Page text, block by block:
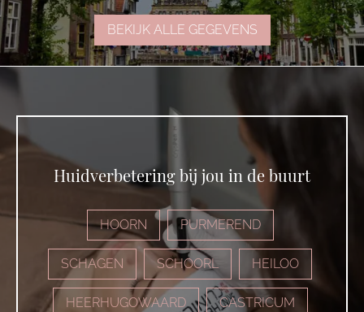
BEKIJK ALLE GEGEVENS
Huidverbetering bij jou in de buurt
HOORN PURMEREND
SCHAGEN SCHOORL HEILOO
HEERHUGOWAARD CASTRICUM